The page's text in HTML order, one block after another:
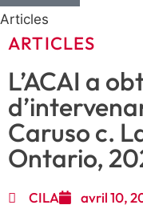
Articles
ARTICLES
L’ACAI a
Caruso c.
Ontario,
CILA avril 10,